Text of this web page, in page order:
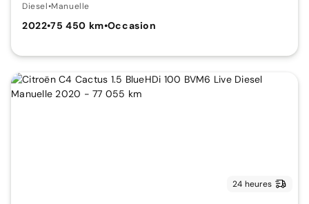
Diesel•Manuelle
2022•75 450 km•Occasion
24 heures